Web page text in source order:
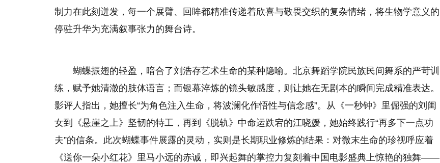
制力在此刻迸发，每一个展臂、回眸都精准传递着欣喜与敬畏交织的复杂情绪，将生物学意义的
停驻升华为充满叙事张力的舞台诗。
蝴蝶振翅的轻盈，暗合了刘浩存艺术生命的某种隐喻。北京舞蹈学院民族民间舞系的严苛训
练，赋予她清澈的肢体语言；而银幕淬炼的镜头敏感度，则让她在无剧本的瞬间完成精准表达。
影评人指出，她擅长“为角色注入生命，将波澜化作悟性与信念感”。从《一秒钟》里倔强的刘闺
女到《悬崖之上》坚韧的特工，再到《脱轨》中命运跌宕的江晓媛，她始终践行“再多下一点功
夫”的信条。此次蝴蝶事件展露的灵动，实则是长期职业修炼的结果：对微末生命的珍视呼应着
《送你一朵小红花》里马小远的赤诚，即兴起舞的掌控力复刻着中国电影盛典上惊艳的独舞——